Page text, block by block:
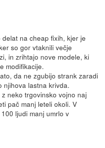
na cheap fixih, kjer je
so gor vtaknili večje
in zrihtajo nove modele, ki
modifikacije.
da ne zgubijo strank zaradi
njihova lastna krivda.
neko trgovinsko vojno naj
pač manj leteli okoli. V
ljudi manj umrlo v